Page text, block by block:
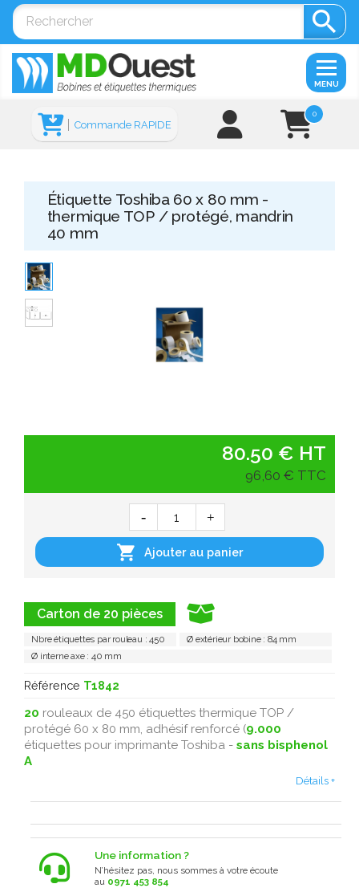

0
Commande RAPIDE
MENU
Étiquette Toshiba 60 x 80 mm -
thermique TOP / protégé, mandrin
40 mm
Carton de 20 pièces
Nbre étiquettes par rouleau : 450
Ø extérieur bobine : 84 mm
Ø interne axe : 40 mm
Référence T1842
20 rouleaux de 450 étiquettes thermique TOP /
protégé 60 x 80 mm, adhésif renforcé (9.000
étiquettes pour imprimante Toshiba - sans bisphenol
A
Détails +
Une information ?
N’hésitez pas, nous sommes à votre écoute
au 0971 453 854
80.50 € HT
96,60 € TTC
 Ajouter au panier